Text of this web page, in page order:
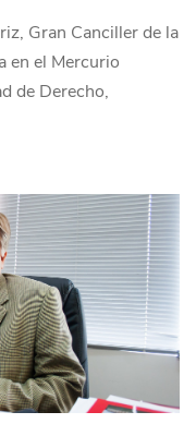
Gran Canciller de la
en el Mercurio
de Derecho,